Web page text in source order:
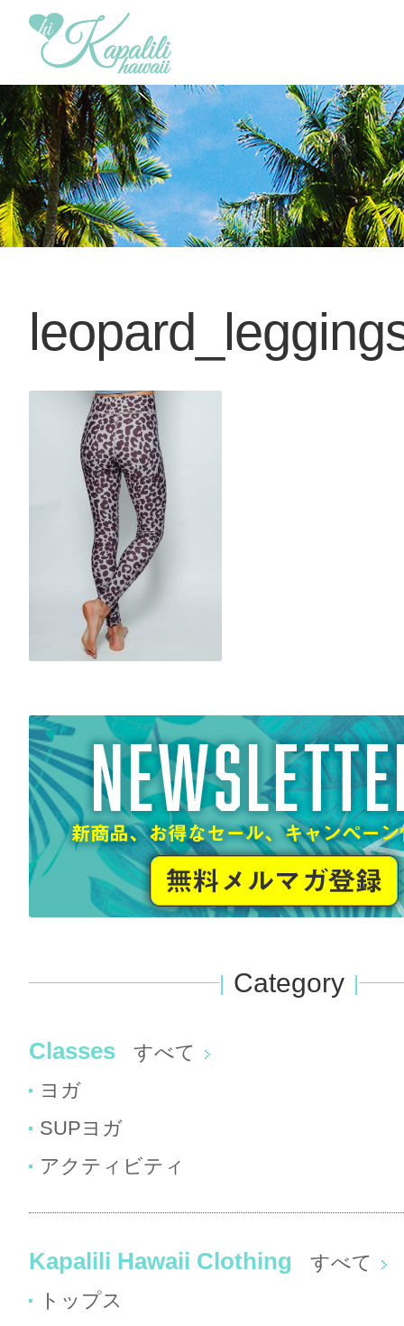
Category
Classes
すべて
ヨガ
SUPヨガ
アクティビティ
Kapalili Hawaii Clothing
すべて
トップス